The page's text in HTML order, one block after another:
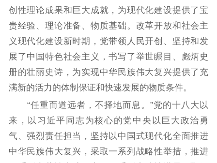
用
新闻出版
精品出版 全民阅读
出版监管
扫黄打非
电影创作 电影市场
机关党建
创性理论成果和巨大成就，为现代化建设提供了宝
贵经验、理论准备、物质基础。改革开放和社会主
义现代化建设新时期，党带领人民开创、坚持和发
展了中国特色社会主义，书写了举世瞩目、彪炳史
册的壮丽史诗，为实现中华民族伟大复兴提供了充
满新的活力的体制保证和快速发展的物质条件。
“任重而道远者，不择地而息。”党的十八大以
来，以习近平同志为核心的党中央以巨大政治勇
气、强烈责任担当，坚持以中国式现代化全面推进
中华民族伟大复兴，采取一系列战略性举措，推进